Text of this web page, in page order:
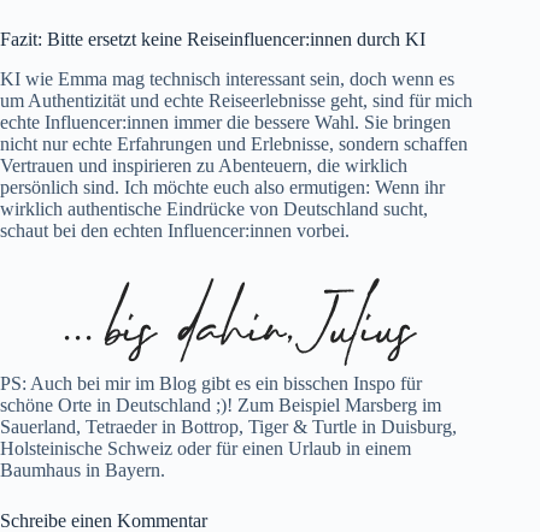
Fazit: Bitte ersetzt keine Reiseinfluencer:innen durch KI
KI wie Emma mag technisch interessant sein, doch wenn es
um Authentizität und echte Reiseerlebnisse geht, sind für mich
echte Influencer:innen immer die bessere Wahl. Sie bringen
nicht nur echte Erfahrungen und Erlebnisse, sondern schaffen
Vertrauen und inspirieren zu Abenteuern, die wirklich
persönlich sind. Ich möchte euch also ermutigen: Wenn ihr
wirklich authentische Eindrücke von Deutschland sucht,
schaut bei den echten Influencer:innen vorbei.
PS: Auch bei mir im Blog gibt es ein bisschen Inspo für
schöne Orte in Deutschland ;)! Zum Beispiel Marsberg im
Sauerland, Tetraeder in Bottrop, Tiger & Turtle in Duisburg,
Holsteinische Schweiz oder für einen Urlaub in einem
Baumhaus in Bayern.
Schreibe einen Kommentar